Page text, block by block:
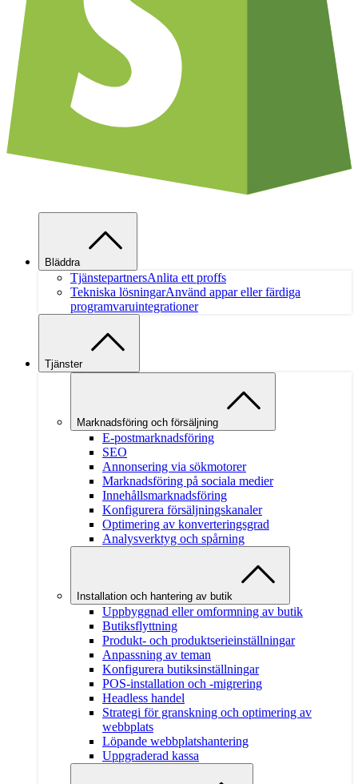
Bläddra
TjänstepartnersAnlita ett proffs
Tekniska lösningarAnvänd appar eller färdiga
programvaruintegrationer
Tjänster
Marknadsföring och försäljning
E-postmarknadsföring
SEO
Annonsering via sökmotorer
Marknadsföring på sociala medier
Innehållsmarknadsföring
Konfigurera försäljningskanaler
Optimering av konverteringsgrad
Analysverktyg och spårning
Installation och hantering av butik
Uppbyggnad eller omformning av butik
Butiksflyttning
Produkt- och produktserieinställningar
Anpassning av teman
Konfigurera butiksinställningar
POS-installation och -migrering
Headless handel
Strategi för granskning och optimering av
webbplats
Löpande webbplatshantering
Uppgraderad kassa